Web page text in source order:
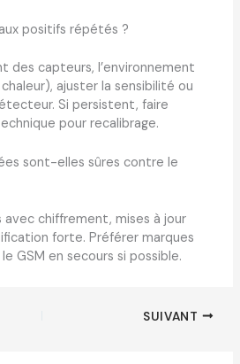
positifs répétés ?
des capteurs, l’environnement
ajuster la sensibilité ou
Si persistent, faire
pour recalibrage.
sont-elles sûres contre le
chiffrement, mises à jour
forte. Préférer marques
GSM en secours si possible.
SUIVANT